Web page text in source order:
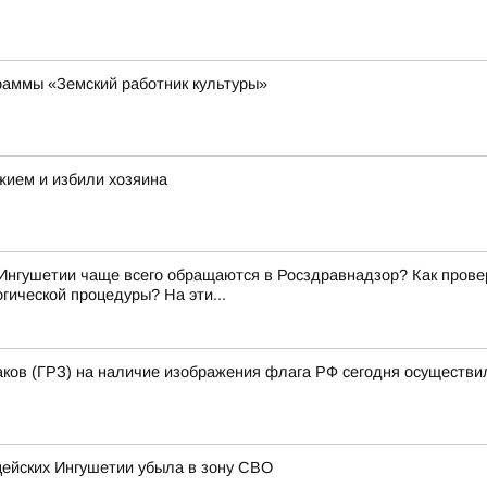
«Земский работник культуры»
и избили хозяина
чаще всего обращаются в Росздравнадзор? Как
процедуры? На эти...
(ГРЗ) на наличие изображения флага РФ сегодня
Ингушетии убыла в зону СВО